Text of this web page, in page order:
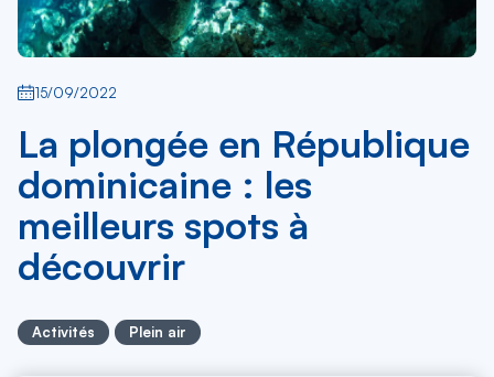
15/09/2022
La plongée en République
dominicaine : les
meilleurs spots à
découvrir
Activités Plein air